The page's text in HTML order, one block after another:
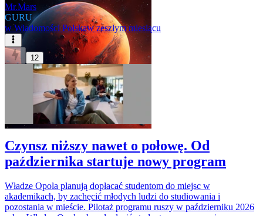
Mr.Mars
GURU
w Wiadomości Polskaw zeszłym miesiącu
12
Czynsz niższy nawet o połowę. Od
października startuje nowy program
Władze Opola planują dopłacać studentom do miejsc w
akademikach, by zachęcić młodych ludzi do studiowania i
pozostania w mieście. Pilotaż programu ruszy w październiku 2026